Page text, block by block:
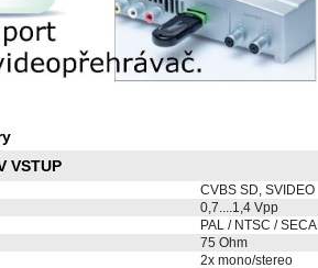
VSTUP
CVBS SD, SVIDEO
0,7....1,4 Vpp
PAL / NTSC /
75 Ohm
2x mono/stereo